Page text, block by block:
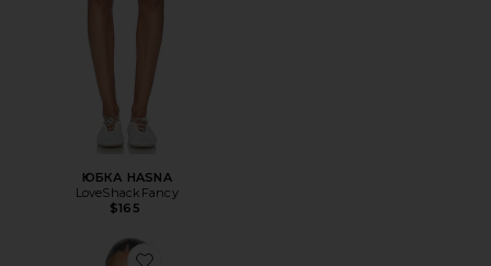
ЮБКА HASNA
LoveShackFancy
$165